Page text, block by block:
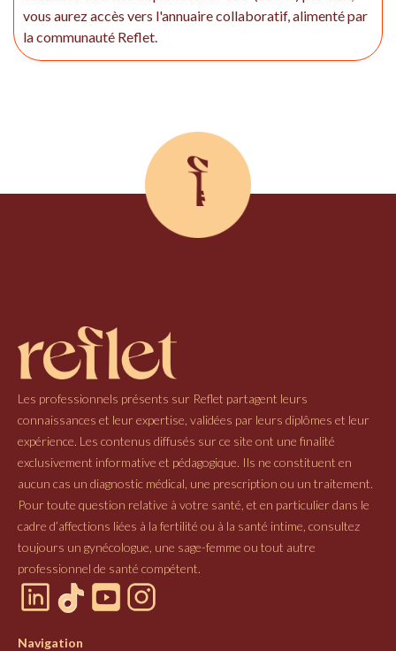
vous aurez accès vers l'annuaire collaboratif, alimenté par
la communauté Reflet.
Les professionnels présents sur Reflet partagent leurs
connaissances et leur expertise, validées par leurs diplômes et leur
expérience. Les contenus diffusés sur ce site ont une finalité
exclusivement informative et pédagogique. Ils ne constituent en
aucun cas un diagnostic médical, une prescription ou un traitement.
Pour toute question relative à votre santé, et en particulier dans le
cadre d’affections liées à la fertilité ou à la santé intime, consultez
toujours un gynécologue, une sage-femme ou tout autre
professionnel de santé compétent.
Navigation